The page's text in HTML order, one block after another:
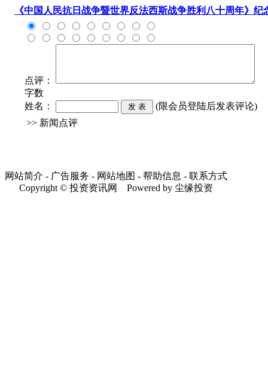
《中国人民抗日战争暨世界反法西斯战争胜利八十周年》纪
点评：
字数
姓名：
(限会员登陆后发表评论)
>> 新闻点评
网站简介 - 广告服务 - 网站地图 - 帮助信息 - 联系方式
Copyright © 投资资讯网 Powered by 尘缘投资